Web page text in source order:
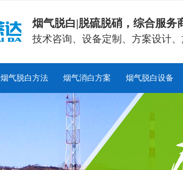
烟气脱白|脱硫脱硝，综合服务
技术咨询、设备定制、方案设计
烟气脱白方法 烟气消白方案 烟气脱白设备